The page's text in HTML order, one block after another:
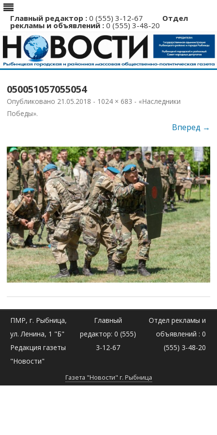
Главный редактор : 0 (555) 3-12-67 Отдел
рекламы и объявлений : 0 (555) 3-48-20
Перейти
050051057055054
Опубликовано 21.05.2018 - 1024 × 683 - «Наследники
Победы».
Вперед →
ПМР, г. Рыбница,
ул. Ленина, 1 "Б"
Редакция газеты
"Новости"
Главный
редактор: 0 (555)
3-12-67
Отдел рекламы и
объявлений : 0
(555) 3-48-20
Газета "Новости" г. Рыбница